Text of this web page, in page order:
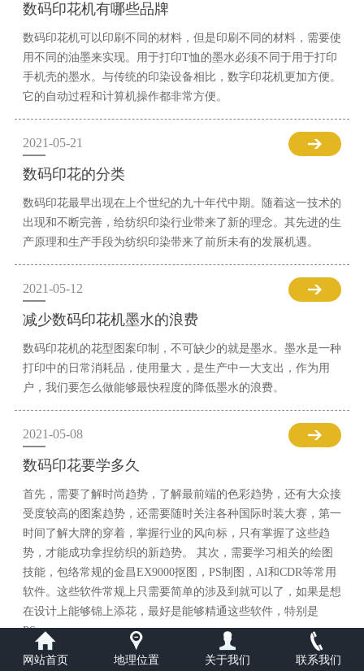
数码印花机有哪些品牌
数码印花机可以印刷不同的材料，但是印刷不同的材料，需要使
用不同的油墨来实现。用于打印T恤的墨水必须不同于用于打印
手机壳的墨水。与传统的印染设备相比，数字印花机更加方便。
它的自动过程和计算机操作都非常方便。
2021-05-21
数码印花的分类
数码印花最早出现在上个世纪的九十年代中期。随着这一技术的
出现和不断完善，给纺织印染行业带来了新的理念。其先进的生
产原理和生产手段为纺织印染带来了前所未有的发展机遇。
2021-05-12
减少数码印花机墨水的浪费
数码印花机的花型图案印制，不可缺少的就是墨水。墨水是一种
打印中的日常消耗品，使用量大，是生产中一大支出，作为用
户，我们要怎么做能够最快程度的降低墨水的浪费。
2021-05-08
数码印花要学多久
首先，需要了解时尚趋势，了解最前端的色彩趋势，还有大众接
受度较高的图案趋势，还需要随时关注各种国际时装大赛，第一
时间了解大牌的穿着，掌握行业的风向标，只有掌握了这些趋
势，才能成功拿捏纺织的新趋势。 其次，需要学习相关的绘图
技能，包络常规的金昌EX9000抠图，PS制图，AI和CDR等常用
软件。这些软件常规上只需要简单的涉及到就可以了，如果是想
在设计上能够锦上添花，最好是能够精通这些软件，特别是
PS。
网站首页 地理位置 关于我们 联系我们